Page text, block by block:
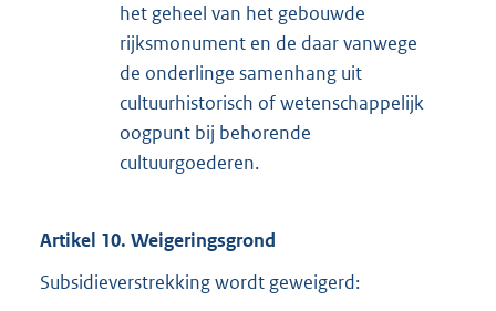
het geheel van het gebouwde
rijksmonument en de daar vanwege
de onderlinge samenhang uit
cultuurhistorisch of wetenschappelijk
oogpunt bij behorende
cultuurgoederen.
Artikel 10. Weigeringsgrond
Subsidieverstrekking wordt geweigerd: